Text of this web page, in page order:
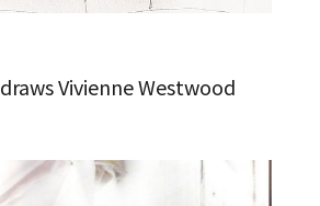
draws Vivienne Westwood